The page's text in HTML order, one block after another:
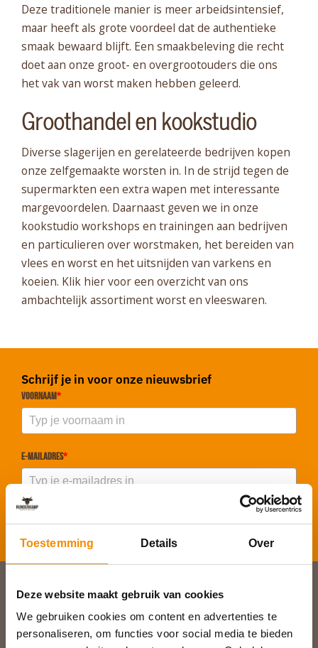
Toestemming Details Over
Deze website maakt gebruik van cookies
We gebruiken cookies om content en advertenties te
personaliseren, om functies voor social media te bieden
Deze traditionele manier is meer arbeidsintensief,
maar heeft als grote voordeel dat de authentieke
smaak bewaard blijft. Een smaakbeleving die recht
doet aan onze groot- en overgrootouders die ons
het vak van worst maken hebben geleerd.
Groothandel en kookstudio
Diverse slagerijen en gerelateerde bedrijven kopen
onze zelfgemaakte worsten in. In de strijd tegen de
supermarkten een extra wapen met interessante
margevoordelen. Daarnaast geven we in onze
kookstudio workshops en trainingen aan bedrijven
en particulieren over worstmaken, het bereiden van
vlees en worst en het uitsnijden van varkens en
koeien. Klik hier voor een overzicht van ons
ambachtelijk assortiment worst en vleeswaren.
Schrijf je in voor onze nieuwsbrief
Voornaam*
E-mailadres*
Inschrijven
Slagerij van Baar
Burg. Van Baarstraat 10
1131 WT Volendam